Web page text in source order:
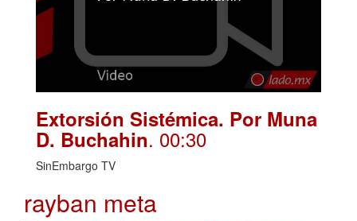
Extorsión Sistémica. Por Muna
D. Buchahin. 00:30
SinEmbargo TV
rayban meta